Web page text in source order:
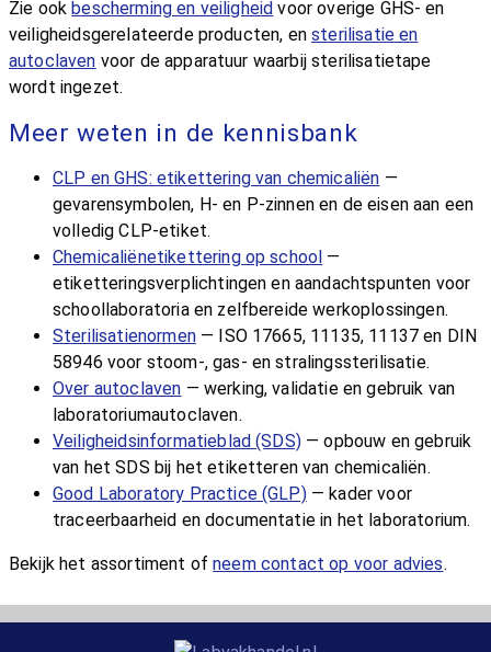
Zie ookbescherming en veiligheid voor overige GHS- en
veiligheidsgerelateerde producten, ensterilisatie en
autoclaven voor de apparatuur waarbij sterilisatietape
wordt ingezet.
Meer weten in de kennisbank
CLP en GHS: etikettering van chemicaliën —
gevarensymbolen, H- en P-zinnen en de eisen aan een
volledig CLP-etiket.
Chemicaliënetikettering op school —
etiketteringsverplichtingen en aandachtspunten voor
schoollaboratoria en zelfbereide werkoplossingen.
Sterilisatienormen— ISO 17665, 11135, 11137 en DIN
58946 voor stoom-, gas- en stralingssterilisatie.
Over autoclaven — werking, validatie en gebruik van
laboratoriumautoclaven.
Veiligheidsinformatieblad (SDS)— opbouw en gebruik
van het SDS bij het etiketteren van chemicaliën.
Good Laboratory Practice (GLP)— kader voor
traceerbaarheid en documentatie in het laboratorium.
Bekijk het assortiment ofneem contact op voor advies.